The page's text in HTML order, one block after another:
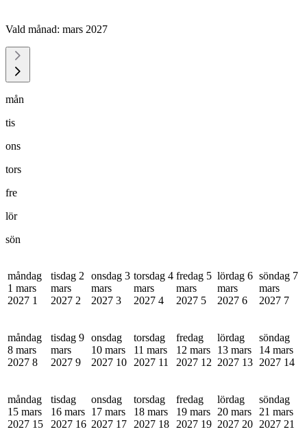
Vald månad: mars 2027
mån
tis
ons
tors
fre
lör
sön
måndag
1 mars
2027 1
tisdag 2
mars
2027 2
onsdag 3
mars
2027 3
torsdag 4
mars
2027 4
fredag 5
mars
2027 5
lördag 6
mars
2027 6
söndag 7
mars
2027 7
måndag
8 mars
2027 8
tisdag 9
mars
2027 9
onsdag
10 mars
2027 10
torsdag
11 mars
2027 11
fredag
12 mars
2027 12
lördag
13 mars
2027 13
söndag
14 mars
2027 14
måndag
15 mars
2027 15
tisdag
16 mars
2027 16
onsdag
17 mars
2027 17
torsdag
18 mars
2027 18
fredag
19 mars
2027 19
lördag
20 mars
2027 20
söndag
21 mars
2027 21